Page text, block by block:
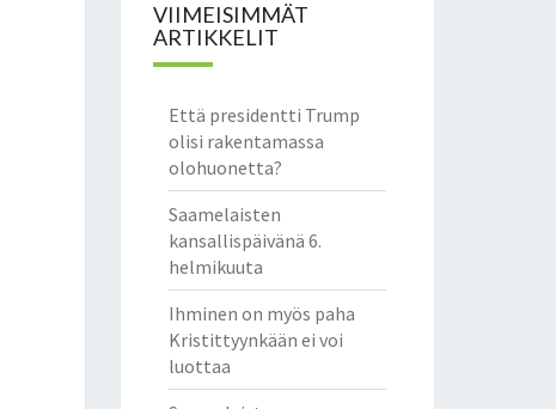
VIIMEISIMMÄT
ARTIKKELIT
Että presidentti Trump
olisi rakentamassa
olohuonetta?
Saamelaisten
kansallispäivänä 6.
helmikuuta
Ihminen on myös paha
Kristittyynkään ei voi
luottaa